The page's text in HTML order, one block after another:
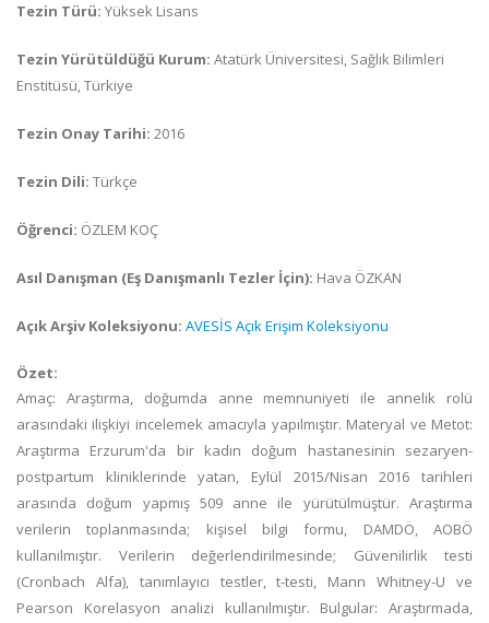
Tezin Türü: Yüksek Lisans
Tezin Yürütüldüğü Kurum: Atatürk Üniversitesi, Sağlık Bilimleri
Enstitüsü, Türkiye
Tezin Onay Tarihi: 2016
Tezin Dili: Türkçe
Öğrenci: ÖZLEM KOÇ
Asıl Danışman (Eş Danışmanlı Tezler İçin): Hava ÖZKAN
Açık Arşiv Koleksiyonu: AVESİS Açık Erişim Koleksiyonu
Özet:
Amaç: Araştırma, doğumda anne memnuniyeti ile annelik rolü
arasındaki ilişkiyi incelemek amacıyla yapılmıştır. Materyal ve Metot:
Araştırma Erzurum'da bir kadın doğum hastanesinin sezaryen-
postpartum kliniklerinde yatan, Eylül 2015/Nisan 2016 tarihleri
arasında doğum yapmış 509 anne ile yürütülmüştür. Araştırma
verilerin toplanmasında; kişisel bilgi formu, DAMDÖ, AOBÖ
kullanılmıştır. Verilerin değerlendirilmesinde; Güvenilirlik testi
(Cronbach Alfa), tanımlayıcı testler, t-testi, Mann Whitney-U ve
Pearson Korelasyon analizi kullanılmıştır. Bulgular: Araştırmada,